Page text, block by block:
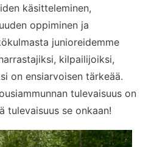
käsitteleminen,
oppiminen ja
junioreidemme
kilpailijoiksi,
on ensiarvoisen tärkeää.
tulevaisuus on
tulevaisuus se onkaan!